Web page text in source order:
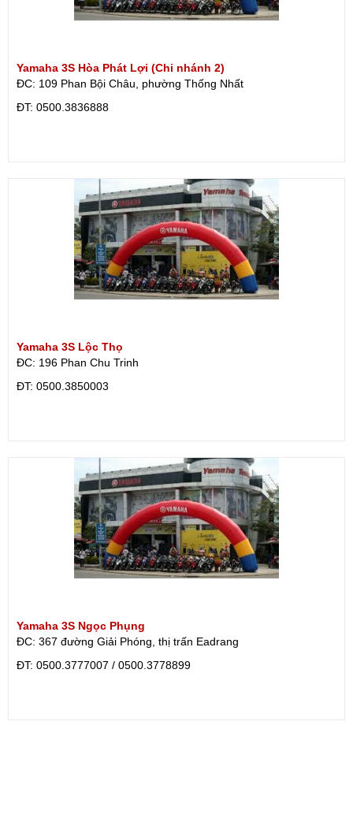
Yamaha 3S Hòa Phát Lợi (Chi nhánh 2)
ĐC: 109 Phan Bội Châu, phường Thống Nhất
ÐT: 0500.3836888
Yamaha 3S Lộc Thọ
ĐC: 196 Phan Chu Trinh
ÐT: 0500.3850003
Yamaha 3S Ngọc Phụng
ĐC: 367 đường Giải Phóng, thị trấn Eadrang
ÐT: 0500.3777007 / 0500.3778899